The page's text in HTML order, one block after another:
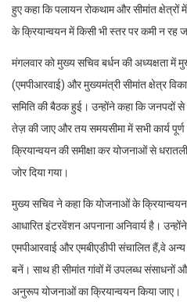
हुए कहा कि पलायन रोकथाम और सीमांत
के क्रियान्वयन में किसी भी स्तर पर कमी न रह
मंगलवार काे मुख्य सचिव बर्धन की अध्यक्षता में
(एमपीआरवाई) और मुख्यमंत्री सीमांत क्षेत्र
समिति की बैठक हुई। उन्होंने कहा कि जनपदों से
तेज़ की जाए और तय समयसीमा में सभी कार्य
क्रियान्वयन की समीक्षा कर योजनाओं से
जोर दिया गया।
मुख्य सचिव ने कहा कि योजनाओं के
आधारित इंटरवेंशन अपनाना अनिवार्य है। उन्होंने
एमपीआरवाई और एमबीएडीपी संचालित हैं,वे अन्य
बनें। साथ ही सीमांत गांवों में उपलब्ध संसाधनों
अनुरूप योजनाओं का क्रियान्वयन किया जाए।